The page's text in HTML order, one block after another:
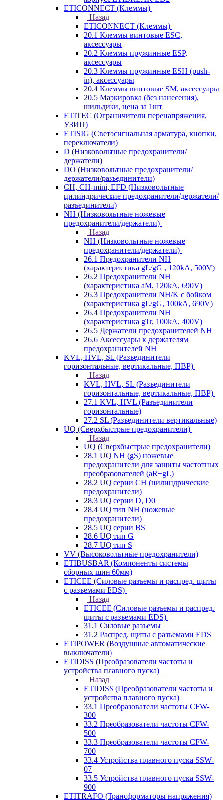
ETICONNECT (Клеммы)
Назад
ETICONNECT (Клеммы)
20.1 Клеммы винтовые ESC,
аксессуары
20.2 Клеммы пружинные ESP,
аксессуары
20.3 Клеммы пружинные ESH (push-
in), аксессуары
20.4 Клеммы винтовые SM, аксессуары
20.5 Маркировка (без нанесения),
шильдики, цена за 1шт
ETITEC (Ограничители перенапряжения,
УЗИП)
ETISIG (Светосигнальная арматура, кнопки,
переключатели)
D (Низковольтные предохранители/
держатели)
DO (Низковольтные предохранители/
держатели/разъединители)
CH, CH-mini, EFD (Низковольтные
цилиндрические предохранители/держатели/
разъединители)
NH (Низковольтные ножевые
предохранители/держатели)
Назад
NH (Низковольтные ножевые
предохранители/держатели)
26.1 Предохранители NH
(характеристика gL/gG , 120kA, 500V)
26.2 Предохранители NH
(характеристика aM, 120kA, 690V)
26.3 Предохранители NH/K с бойком
(характеристика gL/gG, 100kA, 690V)
26.4 Предохранители NH
(характеристика gTr, 100kA, 400V)
26.5 Держатели предохранителей NH
26.6 Аксессуары к держателям
предохранителей NH
KVL, HVL, SL (Разъединители
горизонтальные, вертикальные, ПВР)
Назад
KVL, HVL, SL (Разъединители
горизонтальные, вертикальные, ПВР)
27.1 KVL, HVL (Разъединители
горизонтальные)
27.2 SL (Разъединители вертикальные)
UQ (Сверхбыстрые предохранители)
Назад
UQ (Сверхбыстрые предохранители)
28.1 UQ NH (gS) ножевые
предохранители для защиты частотных
преобразователей (aR+gL)
28.2 UQ серии CH (цилиндрические
предохранители)
28.3 UQ серии D, D0
28.4 UQ тип NH (ножевые
предохранители)
28.5 UQ серии BS
28.6 UQ тип G
28.7 UQ тип S
VV (Высоковольтные предохранители)
ETIBUSBAR (Компоненты системы
сборных шин 60мм)
ETICEE (Силовые разъемы и распред. щиты
с разъемами EDS)
Назад
ETICEE (Силовые разъемы и распред.
щиты с разъемами EDS)
31.1 Силовые разъемы
31.2 Распред. щиты с разъемами EDS
ETIPOWER (Воздушные автоматические
выключатели)
ETIDISS (Преобразователи частоты и
устройства плавного пуска)
Назад
ETIDISS (Преобразователи частоты и
устройства плавного пуска)
33.1 Преобразователи частоты CFW-
300
33.2 Преобразователи частоты CFW-
500
33.3 Преобразователи частоты CFW-
700
33.4 Устройства плавного пуска SSW-
07
33.5 Устройства плавного пуска SSW-
900
ETITRAFO (Трансформаторы напряжения)